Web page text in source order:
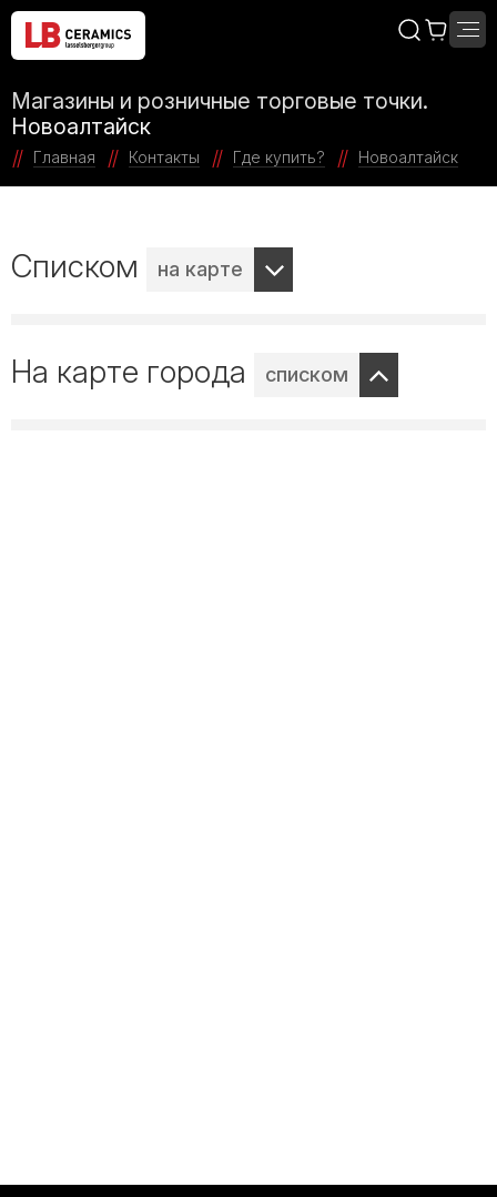
Магазины и розничные торговые точки.
Новоалтайск
Главная Контакты Где купить? Новоалтайск
Списком на карте
На карте города списком